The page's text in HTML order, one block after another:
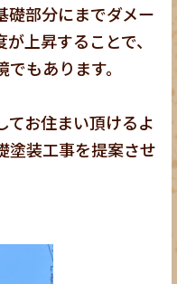
礎部分にまでダメー
上昇することで、
もあります。
てお住まい頂けるよ
塗装工事を提案させ